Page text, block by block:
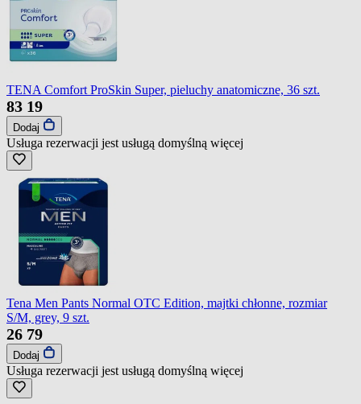
TENA Comfort ProSkin Super, pieluchy anatomiczne, 36 szt.
83 19
Dodaj
Usługa rezerwacji jest usługą domyślną więcej
Tena Men Pants Normal OTC Edition, majtki chłonne, rozmiar
S/M, grey, 9 szt.
26 79
Dodaj
Usługa rezerwacji jest usługą domyślną więcej